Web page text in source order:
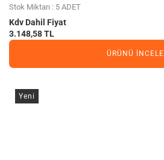
Stok Miktarı : 5 ADET
Kdv Dahil Fiyat
3.148,58 TL
ÜRÜNÜ İNCELE
Yeni